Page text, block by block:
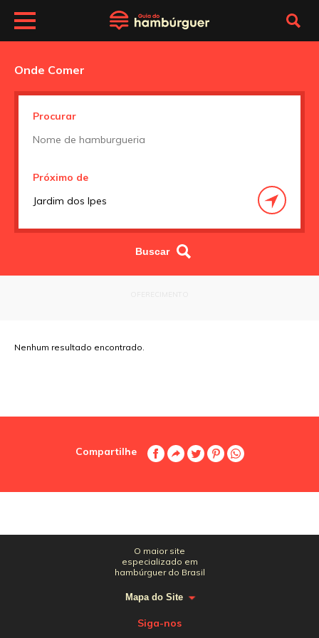
Onde Comer
Procurar
Próximo de
Nenhum resultado encontrado.
Compartilhe
O maior site
especializado em
hambúrguer do Brasil
Mapa do Site
Siga-nos